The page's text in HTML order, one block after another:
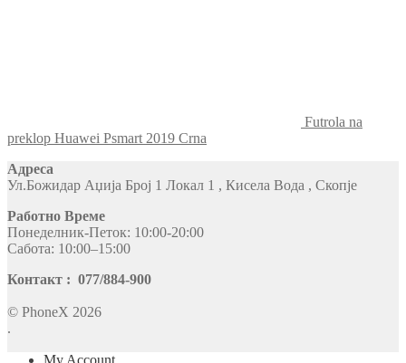
Futrola na
preklop Huawei Psmart 2019 Crna
Адреса
Ул.Божидар Аџија Број 1 Локал 1 , Кисела Вода , Скопје
Работно Време
Понеделник-Петок: 10:00-20:00
Сабота: 10:00–15:00
Контакт : 077/884-900
© PhoneX 2026
.